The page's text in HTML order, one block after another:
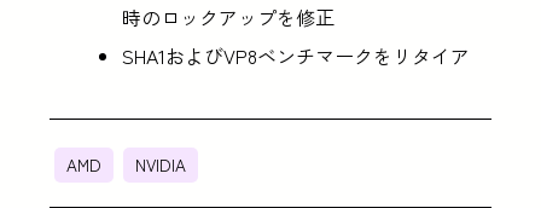
時のロックアップを修正
SHA1およびVP8ベンチマークをリタイア
AMD NVIDIA